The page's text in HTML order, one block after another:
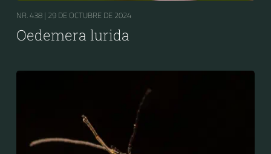
NR. 438 | 29 DE OCTUBRE DE 2024
Oedemera lurida